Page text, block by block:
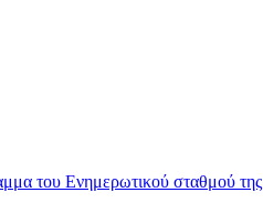
του Ενημερωτικού σταθμού της